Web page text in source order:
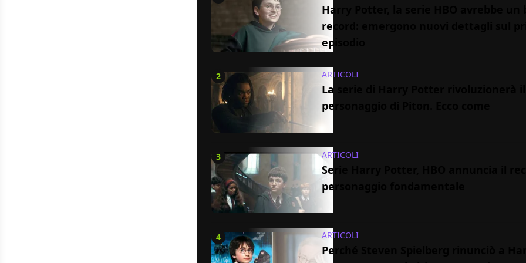
Harry Potter, la serie HBO avrebbe un
record: emergono nuovi dettagli sul
episodio
2 ARTICOLI
La serie di Harry Potter rivoluzionerà il
personaggio di Piton. Ecco come
3 ARTICOLI
Serie Harry Potter, HBO annuncia il
personaggio fondamentale
4 ARTICOLI
Perché Steven Spielberg rinunciò a